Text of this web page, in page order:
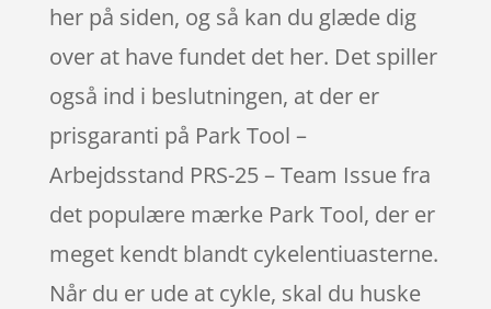
her på siden, og så kan du glæde dig
over at have fundet det her. Det spiller
også ind i beslutningen, at der er
prisgaranti på Park Tool –
Arbejdsstand PRS-25 – Team Issue fra
det populære mærke Park Tool, der er
meget kendt blandt cykelentiuasterne.
Når du er ude at cykle, skal du huske